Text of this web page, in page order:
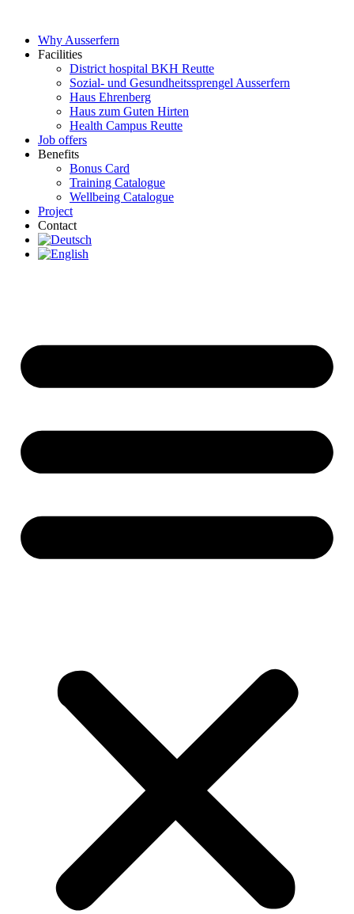
contentWhy Ausserfern
Facilities
District hospital BKH Reutte
Sozial- und Gesundheitssprengel Ausserfern
Haus Ehrenberg
Haus zum Guten Hirten
Health Campus Reutte
Job offers
Benefits
Bonus Card
Training Catalogue
Wellbeing Catalogue
Project
Contact